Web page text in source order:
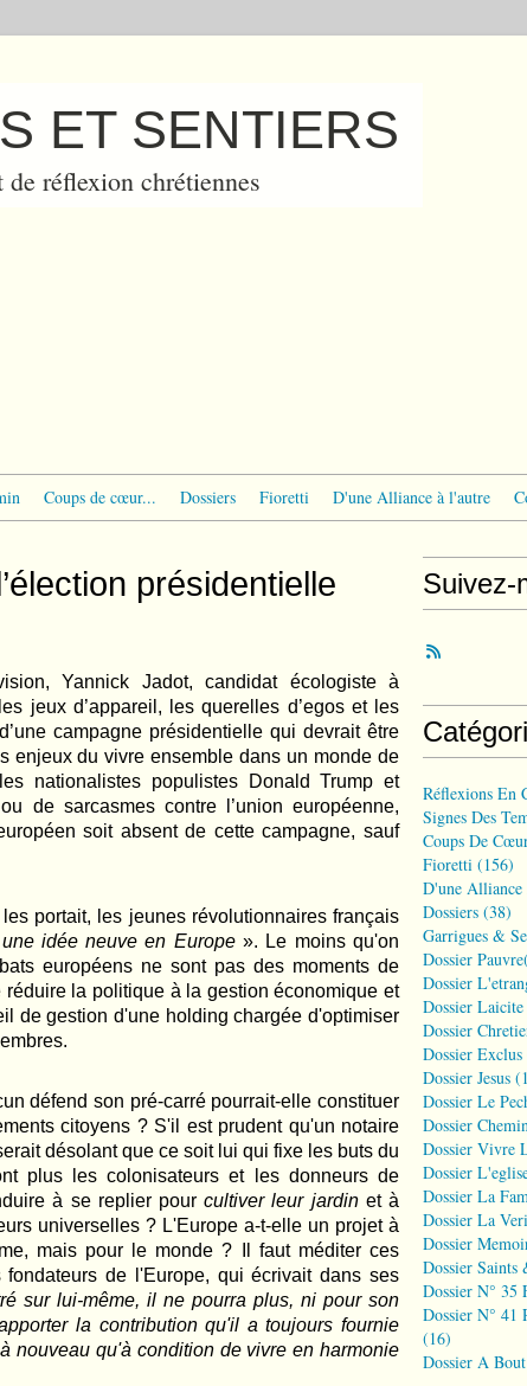
ET SENTIERS
réflexion chrétiennes
Coups de cœur... Dossiers Fioretti D'une Alliance à l'autre
présidentielle
Yannick Jadot, candidat écologiste à
jeux d’appareil, les querelles d’egos et les
campagne présidentielle qui devrait être
enjeux du vivre ensemble dans un monde de
nationalistes populistes Donald Trump et
de sarcasmes contre l’union européenne,
soit absent de cette campagne, sauf
portait, les jeunes révolutionnaires français
idée neuve en Europe». Le moins qu'on
européens ne sont pas des moments de
la politique à la gestion économique et
de gestion d'une holding chargée d'optimiser
défend son pré-carré pourrait-elle constituer
citoyens ? S'il est prudent qu'un notaire
désolant que ce soit lui qui fixe les buts du
plus les colonisateurs et les donneurs de
à se replier pourcultiver leur jardinet à
universelles ? L'Europe a-t-elle un projet à
mais pour le monde ? Il faut méditer ces
de l'Europe, qui écrivait dans ses
sur lui-même, il ne pourra plus, ni pour son
la contribution qu'il a toujours fournie
nouveau qu'à condition de vivre en harmonie
Suivez-
Réflexions En
Signes Des
Coups De
Fioretti (156)
D'une
Dossiers (38)
Garrigues &
Dossier
Dossier
Dossier Laicite
Dossier
Dossier Exclus
Dossier Jesus
Dossier Le
Dossier
Dossier Vivre
Dossier
Dossier La
Dossier La
Dossier
Dossier Saints
Dossier N° 35
Dossier N° 41
(16)
Dossier A